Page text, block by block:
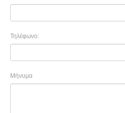
Τηλέφωνο:
Μήνυμα